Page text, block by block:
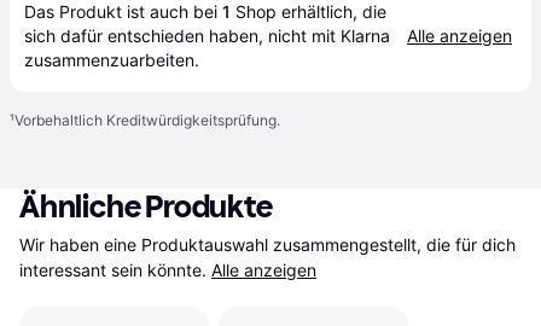
Das Produkt ist auch bei 1 Shop erhältlich, die
sich dafür entschieden haben, nicht mit Klarna
zusammenzuarbeiten.
Alle anzeigen
¹Vorbehaltlich Kreditwürdigkeitsprüfung.
Ähnliche Produkte
Wir haben eine Produktauswahl zusammengestellt, die für dich
interessant sein könnte. Alle anzeigen